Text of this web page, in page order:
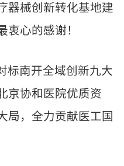
器械创新转化基地建
衷心的感谢！
标南开全域创新九大
京协和医院优质资
局，全力贡献医工国